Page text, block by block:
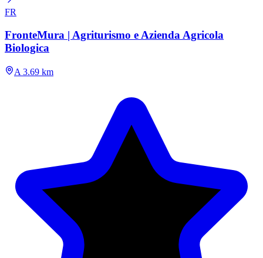
FR
FronteMura | Agriturismo e Azienda Agricola
Biologica
A 3.69 km